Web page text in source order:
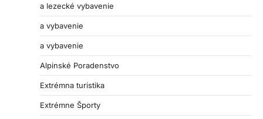
a lezecké vybavenie
a vybavenie
a vybavenie
Alpinské Poradenstvo
Extrémna turistika
Extrémne Športy